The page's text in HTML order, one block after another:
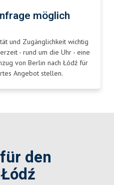
möglich
und Zugänglichkeit wichtig
- rund um die Uhr - eine
von Berlin nach Łódź für
Angebot stellen.
den